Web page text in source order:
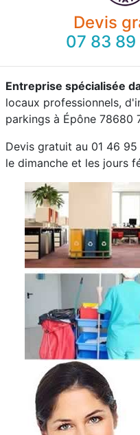
Devis
07 83 89
Entreprise spécialisée
locaux professionnels,
parkings à Épône 78680
Devis gratuit au 01 46
le dimanche et les jours